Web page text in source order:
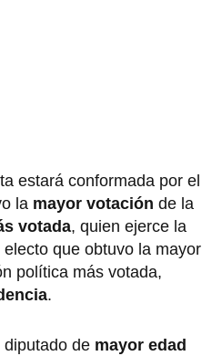
estará conformada por el
la mayor votación de la
votada, quien ejerce la
electo que obtuvo la mayor
política más votada,
.
de mayor edad